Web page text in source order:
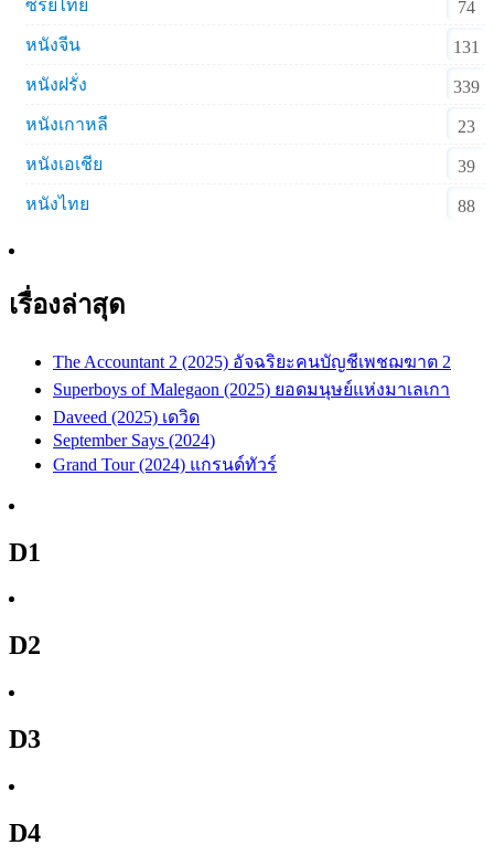
ซีรีย์ไทย
74
หนังจีน
131
หนังฝรั่ง
339
หนังเกาหลี
23
หนังเอเชีย
39
หนังไทย
88
เรื่องล่าสุด
The Accountant 2 (2025) อัจฉริยะคนบัญชีเพชฌฆาต 2
Superboys of Malegaon (2025) ยอดมนุษย์แห่งมาเลเกา
Daveed (2025) เดวิด
September Says (2024)
Grand Tour (2024) แกรนด์ทัวร์
D1
D2
D3
D4